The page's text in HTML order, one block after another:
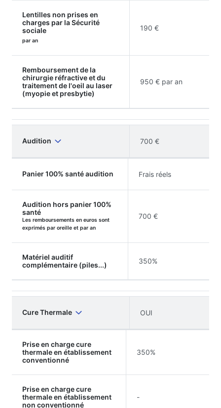
Lentilles non prises en
charges par la Sécurité
sociale
par an
190 €
Remboursement de la
chirurgie réfractive et du
traitement de l'oeil au laser
(myopie et presbytie)
950 € par an
Audition 700 €
Panier 100% santé audition Frais réels
Audition hors panier 100%
santé
Les remboursements en euros sont
exprimés par oreille et par an
700 €
Matériel auditif
complémentaire (piles...)
350%
Cure Thermale OUI
Prise en charge cure
thermale en établissement
conventionné
350%
Prise en charge cure
thermale en établissement
non conventionné
-